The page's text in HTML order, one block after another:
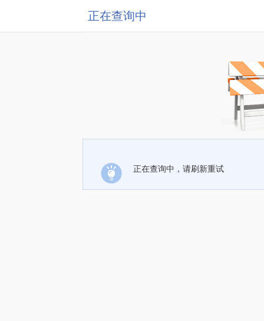
正在查询中
正在查询中，请刷新重试